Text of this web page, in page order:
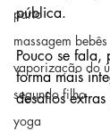
parto
massagem bebês
vaporização do
segundo filho
yoga
pública.
Pouco se fala,
forma mais
desafios